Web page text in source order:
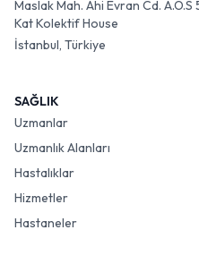
Maslak Mah. Ahi Evran Cd.
Kat Kolektif House
İstanbul, Türkiye
SAĞLIK
Uzmanlar
Uzmanlık Alanları
Hastalıklar
Hizmetler
Hastaneler